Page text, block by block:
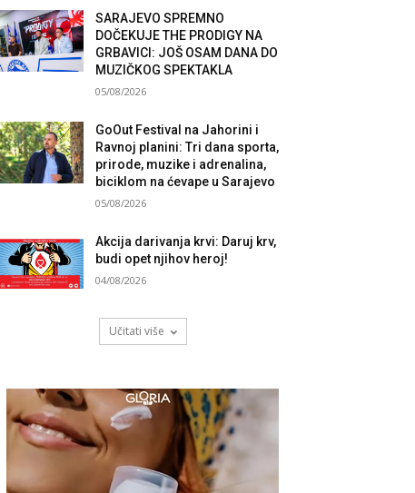
SARAJEVO SPREMNO
DOČEKUJE THE PRODIGY NA
GRBAVICI: JOŠ OSAM DANA DO
MUZIČKOG SPEKTAKLA
05/08/2026
GoOut Festival na Jahorini i
Ravnoj planini: Tri dana sporta,
prirode, muzike i adrenalina,
biciklom na ćevape u Sarajevo
05/08/2026
Akcija darivanja krvi: Daruj krv,
budi opet njihov heroj!
04/08/2026
Učitati više